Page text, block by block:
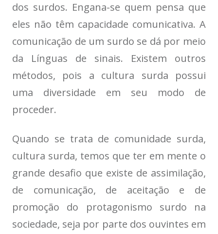
dos surdos. Engana-se quem pensa que
eles não têm capacidade comunicativa. A
comunicação de um surdo se dá por meio
da Línguas de sinais. Existem outros
métodos, pois a cultura surda possui
uma diversidade em seu modo de
proceder.
Quando se trata de comunidade surda,
cultura surda, temos que ter em mente o
grande desafio que existe de assimilação,
de comunicação, de aceitação e de
promoção do protagonismo surdo na
sociedade, seja por parte dos ouvintes em